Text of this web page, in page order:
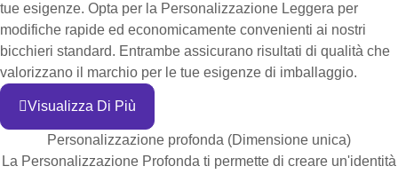
tue esigenze. Opta per la Personalizzazione Leggera per
modifiche rapide ed economicamente convenienti ai nostri
bicchieri standard. Entrambe assicurano risultati di qualità che
valorizzano il marchio per le tue esigenze di imballaggio.
Visualizza Di Più
Personalizzazione profonda (Dimensione unica)
La Personalizzazione Profonda ti permette di creare un'identità